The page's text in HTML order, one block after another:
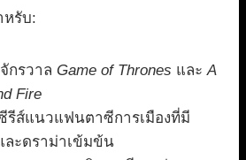
หรับ:
กรวาล Game of Thrones และA
Fire
ส์แนวแฟนตาซีการเมืองที่มี
ะดราม่าเข้มข้น